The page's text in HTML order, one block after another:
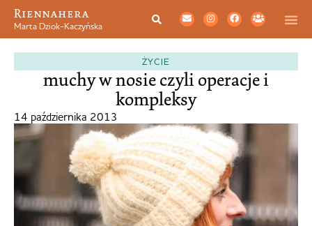
Riennahera
Marta Dziok-Kaczyńska
ŻYCIE
muchy w nosie czyli operacje i
kompleksy
14 października 2013